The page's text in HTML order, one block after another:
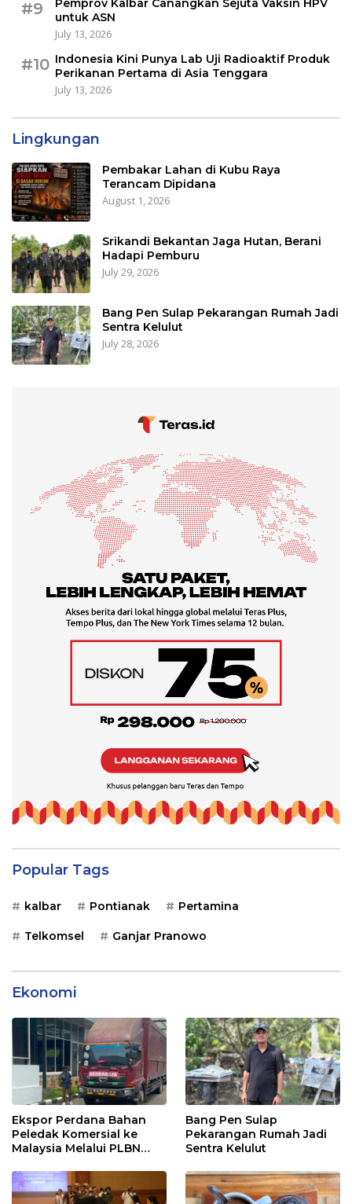
#9
Pemprov Kalbar Canangkan Sejuta Vaksin HPV
untuk ASN
July 13, 2026
#10 Indonesia Kini Punya Lab Uji Radioaktif Produk
Perikanan Pertama di Asia Tenggara
July 13, 2026
Lingkungan
Pembakar Lahan di Kubu Raya
Terancam Dipidana
August 1, 2026
Srikandi Bekantan Jaga Hutan, Berani
Hadapi Pemburu
July 29, 2026
Bang Pen Sulap Pekarangan Rumah Jadi
Sentra Kelulut
July 28, 2026
Popular Tags
kalbar Pontianak Pertamina
Telkomsel Ganjar Pranowo
Ekonomi
Ekspor Perdana Bahan
Peledak Komersial ke
Malaysia Melalui PLBN
Bang Pen Sulap
Pekarangan Rumah Jadi
Sentra Kelulut